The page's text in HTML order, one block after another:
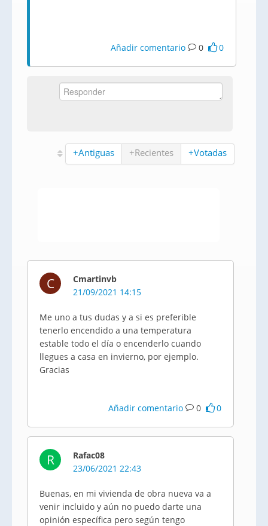
Añadir comentario 0 0
+Antiguas +Recientes +Votadas
C
Cmartinvb
21/09/2021 14:15
Me uno a tus dudas y a si es preferible
tenerlo encendido a una temperatura
estable todo el día o encenderlo cuando
llegues a casa en invierno, por ejemplo.
Gracias
Añadir comentario 0 0
R
Rafac08
23/06/2021 22:43
Buenas, en mi vivienda de obra nueva va a
venir incluido y aún no puedo darte una
opinión específica pero según tengo